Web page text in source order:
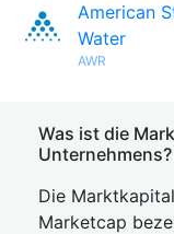
American
Water
AWR
Was ist die
Unternehmens?
Die
Marketcap